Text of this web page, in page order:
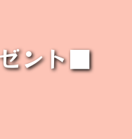
ント■